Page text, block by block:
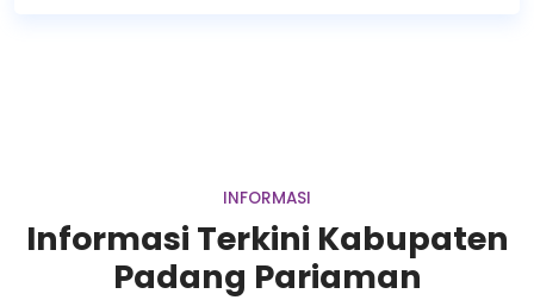
INFORMASI
Informasi Terkini Kabupaten
Padang Pariaman